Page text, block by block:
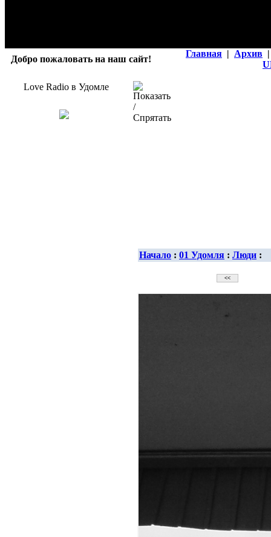
Добро пожаловать на наш сайт!
Главная | Архив |
Love Radio в Удомле
Начало : 01 Удомля : Люди :